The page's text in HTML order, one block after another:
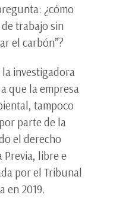
¿cómo
trabajo sin
el carbón”?
investigadora
que la empresa
tampoco
parte de la
el derecho
libre e
por el Tribunal
en 2019.